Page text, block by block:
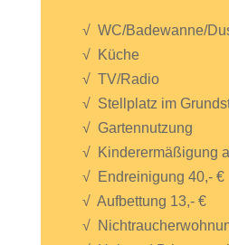
√ WC/Badewanne/
√ Küche
√ TV/Radio
√ Stellplatz im
√ Gartennutzung
√ Kinderermäßigung
√ Endreinigung 40,- €
√ Aufbettung 13,- €
√